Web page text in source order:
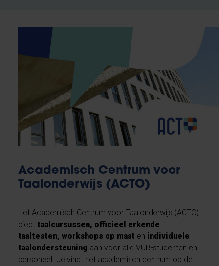
Academisch Centrum voor
Taalonderwijs (ACTO)
Het Academisch Centrum voor Taalonderwijs (ACTO)
biedt taalcursussen, officieel erkende
taaltesten, workshops op maat en individuele
taalondersteuning aan voor alle VUB-studenten en
personeel. Je vindt het academisch centrum op de